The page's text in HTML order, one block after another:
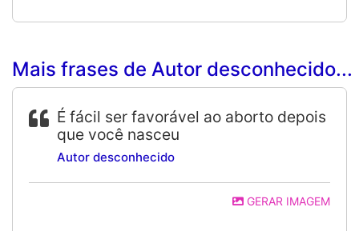
Mais frases de Autor desconhecido...
É fácil ser favorável ao aborto depois
que você nasceu
Autor desconhecido
GERAR IMAGEM